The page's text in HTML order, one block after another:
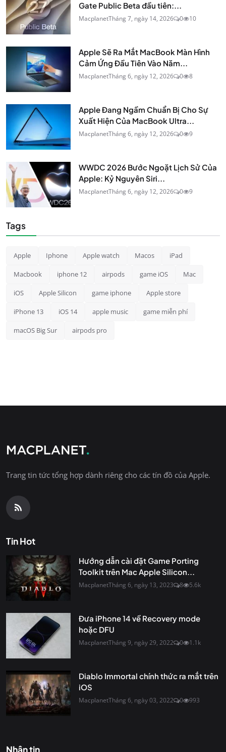
Gate Public Beta đầu tiên:...
MacplanetTháng 7, ngày 14, 2026 0 10
Apple Sẽ Ra Mắt MacBook Màn Hình
Cảm Ứng Đầu Tiên Vào Năm...
MacplanetTháng 6, ngày 12, 2026 0 8
Apple Đang Ngầm Chuẩn Bị Cho Sự
Xuất Hiện Của MacBook Ultra...
MacplanetTháng 6, ngày 12, 2026 0 9
WWDC 2026 Bước Ngoặt Lịch Sử Của
Apple: Kỷ Nguyên Siri...
MacplanetTháng 6, ngày 12, 2026 0 9
Tags
Apple Iphone Apple watch Macos iPad
Macbook iphone 12 airpods game iOS Mac
iOS Apple Silicon game iphone Apple store
iPhone 13 iOS 14 apple music game miễn phí
macOS Big Sur airpods pro
Trang tin tức tổng hợp dành riêng cho các tín đồ của Apple.
Tin Hot
Hướng dẫn cài đặt Game Porting
Toolkit trên Mac Apple Silicon...
MacplanetTháng 6, ngày 13, 2023 8 5.6k
Đưa iPhone 14 về Recovery mode
hoặc DFU
MacplanetTháng 9, ngày 29, 2022 0 1.1k
Diablo Immortal chính thức ra mắt trên
iOS
MacplanetTháng 6, ngày 03, 2022 0 993
Nhận tin